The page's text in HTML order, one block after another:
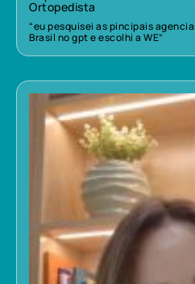
Ortopedista
“eu pesquisei as pincipais
Brasil no gpt e escolhi a WE”